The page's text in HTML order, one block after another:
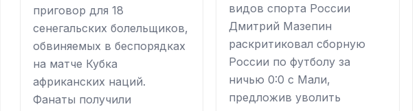
приговор для 18
сенегальских болельщиков,
обвиняемых в беспорядках
на матче Кубка
африканских наций.
Фанаты получили
видов спорта России
Дмитрий Мазепин
раскритиковал сборную
России по футболу за
ничью 0:0 с Мали,
предложив уволить